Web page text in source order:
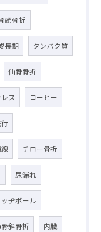
頭骨折
長期 タンパク質
仙骨骨折
ス コーヒー
チロー骨折
尿漏れ
ッヂボール
斜骨折 内臓